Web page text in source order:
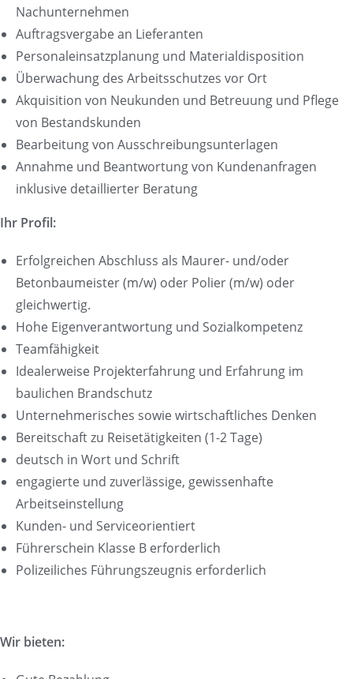
Nachunternehmen
Auftragsvergabe an Lieferanten
Personaleinsatzplanung und Materialdisposition
Überwachung des Arbeitsschutzes vor Ort
Akquisition von Neukunden und Betreuung und Pflege
von Bestandskunden
Bearbeitung von Ausschreibungsunterlagen
Annahme und Beantwortung von Kundenanfragen
inklusive detaillierter Beratung
Ihr Profil:
Erfolgreichen Abschluss als Maurer- und/oder
Betonbaumeister (m/w) oder Polier (m/w) oder
gleichwertig.
Hohe Eigenverantwortung und Sozialkompetenz
Teamfähigkeit
Idealerweise Projekterfahrung und Erfahrung im
baulichen Brandschutz
Unternehmerisches sowie wirtschaftliches Denken
Bereitschaft zu Reisetätigkeiten (1-2 Tage)
deutsch in Wort und Schrift
engagierte und zuverlässige, gewissenhafte
Arbeitseinstellung
Kunden- und Serviceorientiert
Führerschein Klasse B erforderlich
Polizeiliches Führungszeugnis erforderlich
Wir bieten: